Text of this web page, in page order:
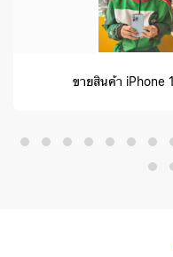
ขายสินค้า iPhone